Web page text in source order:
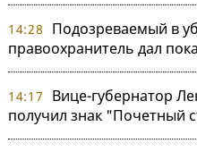
14:28
Подозреваемый в
правоохранитель дал
14:17
Вице-губернатор
получил знак "Почетный